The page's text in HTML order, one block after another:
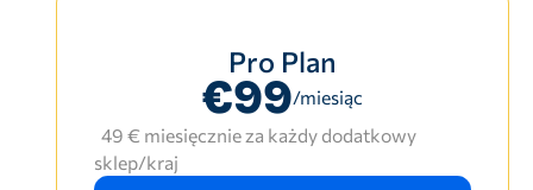
Pro Plan
€99/miesiąc
49 € miesięcznie za każdy dodatkowy
sklep/kraj